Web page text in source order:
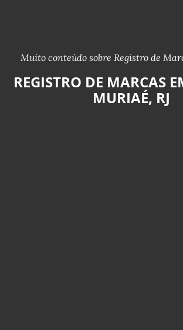
Muito conteúdo sobre Registro de
REGISTRO DE MARCAS
MURIAÉ, RJ